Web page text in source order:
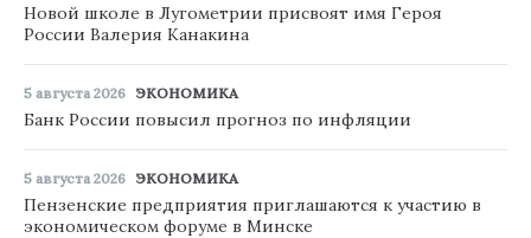
Новой школе в Лугометрии присвоят имя Героя
России Валерия Канакина
5 августа 2026 ЭКОНОМИКА
Банк России повысил прогноз по инфляции
5 августа 2026 ЭКОНОМИКА
Пензенские предприятия приглашаются к участию в
экономическом форуме в Минске